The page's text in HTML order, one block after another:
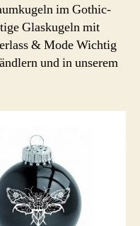
im Gothic-
Glaskugeln mit
& Mode Wichtig
und in unserem